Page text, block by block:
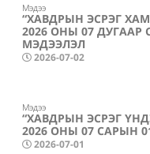
Мэдээ
“ХАВДРЫН ЭСРЭГ
2026 ОНЫ 07
МЭДЭЭЛЭЛ
2026-07-02
Мэдээ
“ХАВДРЫН ЭСРЭГ
2026 ОНЫ 07 САРЫН
2026-07-01